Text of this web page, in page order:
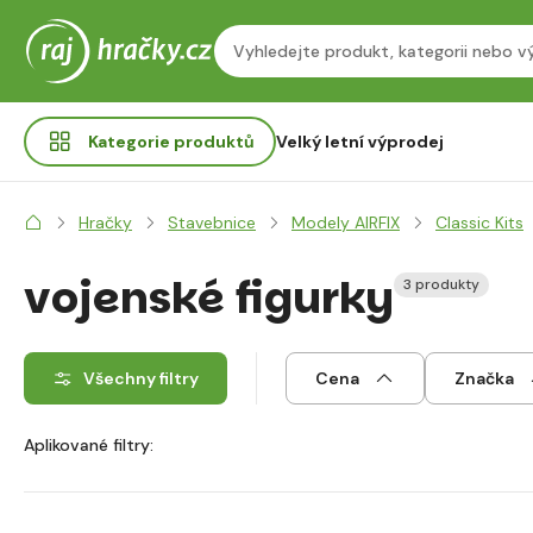
Kategorie produktů Velký letní výprodej
Hračky Stavebnice Modely AIRFIX Classic Kits
vojenské figurky 3 produkty
Všechny filtry Cena Značka
Aplikované filtry: